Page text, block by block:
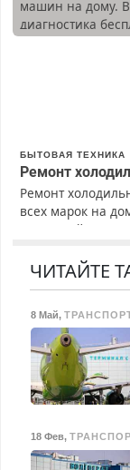
машин на дому.
диагностика
БЫТОВАЯ ТЕХНИКА
Ремонт
Ремонт
всех марок на
гарантией. Замена
Недорого. Без
Все районы.
ЧИТАЙТЕ
8 Май,
18 Фев,